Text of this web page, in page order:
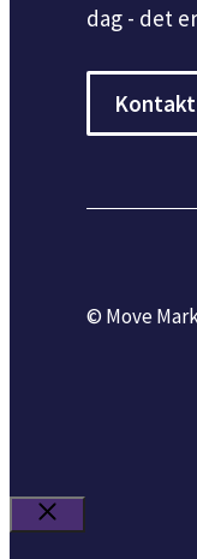
dag - det
© Move
Luk